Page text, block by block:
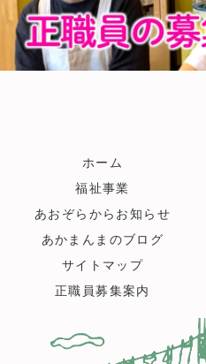
ホーム
福祉事業
あおぞらからお知らせ
あかまんまのブログ
サイトマップ
正職員募集案内